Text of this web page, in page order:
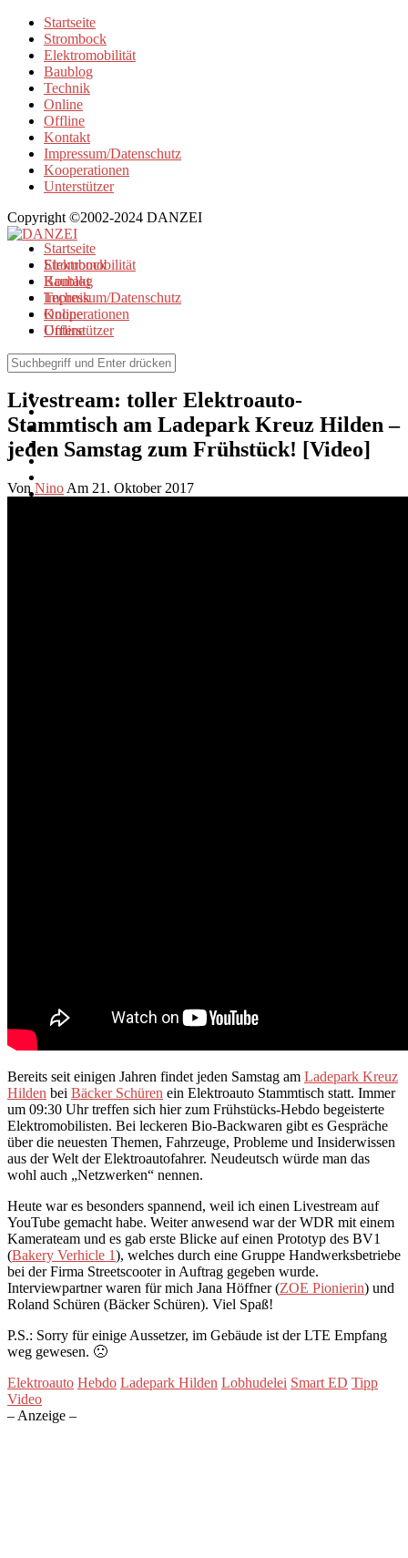
Startseite
Strombock
Elektromobilität
Baublog
Technik
Online
Offline
Kontakt
Impressum/Datenschutz
Kooperationen
Unterstützer
Copyright ©2002-2024 DANZEI
Startseite
Strombock
Kontakt
Impressum/Datenschutz
Kooperationen
Unterstützer
Elektromobilität
Baublog
Technik
Online
Offline
Elektromobilität
Livestream: toller Elektroauto-
Stammtisch am Ladepark Kreuz Hilden –
jeden Samstag zum Frühstück! [Video]
Von Nino Am 21. Oktober 2017
Bereits seit einigen Jahren findet jeden Samstag am Ladepark Kreuz
Hilden bei Bäcker Schüren ein Elektroauto Stammtisch statt. Immer
um 09:30 Uhr treffen sich hier zum Frühstücks-Hebdo begeisterte
Elektromobilisten. Bei leckeren Bio-Backwaren gibt es Gespräche
über die neuesten Themen, Fahrzeuge, Probleme und Insiderwissen
aus der Welt der Elektroautofahrer. Neudeutsch würde man das
wohl auch „Netzwerken“ nennen.
Heute war es besonders spannend, weil ich einen Livestream auf
YouTube gemacht habe. Weiter anwesend war der WDR mit einem
Kamerateam und es gab erste Blicke auf einen Prototyp des BV1
(Bakery Verhicle 1), welches durch eine Gruppe Handwerksbetriebe
bei der Firma Streetscooter in Auftrag gegeben wurde.
Interviewpartner waren für mich Jana Höffner (ZOE Pionierin) und
Roland Schüren (Bäcker Schüren). Viel Spaß!
P.S.: Sorry für einige Aussetzer, im Gebäude ist der LTE Empfang
weg gewesen. 🙁
Elektroauto Hebdo Ladepark Hilden Lobhudelei Smart ED Tipp
Video
– Anzeige –